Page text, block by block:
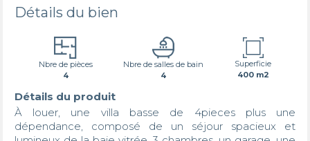
Détails du bien
Nbre de pièces
4
Nbre de salles de bain
4
Superficie
400 m2
Détails du produit
À louer, une villa basse de 4pieces plus une
dépendance, composé de un séjour spacieux et